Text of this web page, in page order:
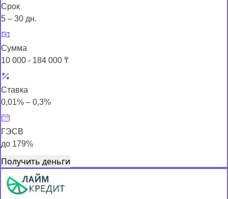
Срок
5 – 30 дн.
Сумма
10 000 - 184 000 ₸
Ставка
0,01% – 0,3%
ГЭСВ
до 179%
Получить деньги